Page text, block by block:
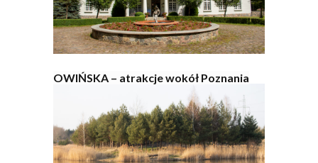
OWIŃSKA – atrakcje wokół Poznania